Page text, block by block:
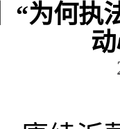
“为何